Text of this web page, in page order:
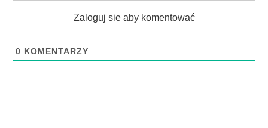
Zaloguj sie aby komentować
0 KOMENTARZY